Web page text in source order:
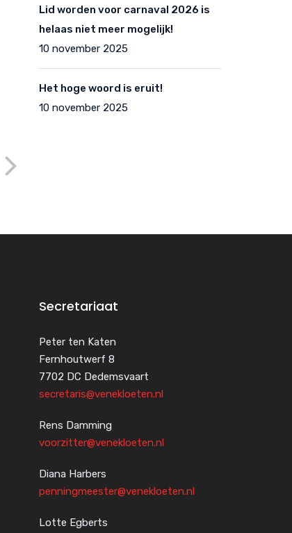
Lid worden voor carnaval 2026 is
helaas niet meer mogelijk!
10 november 2025
Het hoge woord is eruit!
10 november 2025
Secretariaat
Peter ten Katen
Fernhoutwerf 8
7702 DC Dedemsvaart
secretaris@venekloeten.nl
Rens Damming
voorzitter@venekloeten.nl
Diana Harbers
penningmeester@venekloeten.nl
Lotte Egberts